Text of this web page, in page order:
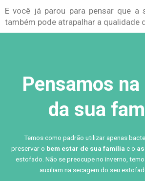
E você já parou para pensar que a
também pode atrapalhar a qualidade
Pensamos
da sua
Temos como padrão utilizar apenas
preservar o bem estar de sua família e o
estofado. Não se preocupe no inverno,
auxiliam na secagem do seu